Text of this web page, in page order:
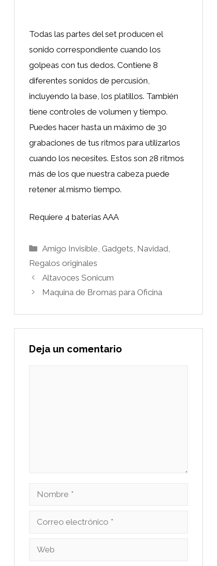
Todas las partes del set producen el
sonido correspondiente cuando los
golpeas con tus dedos. Contiene 8
diferentes sonidos de percusión,
incluyendo la base, los platillos. También
tiene controles de volumen y tiempo.
Puedes hacer hasta un máximo de 30
grabaciones de tus ritmos para utilizarlos
cuando los necesites. Estos son 28 ritmos
más de los que nuestra cabeza puede
retener al mismo tiempo.
Requiere 4 baterias AAA
Categorías
Amigo Invisible, Gadgets, Navidad,
Regalos originales
Altavoces Sonicum
Maquina de Bromas para Oficina
Deja un comentario
Nombre
Correo
Web